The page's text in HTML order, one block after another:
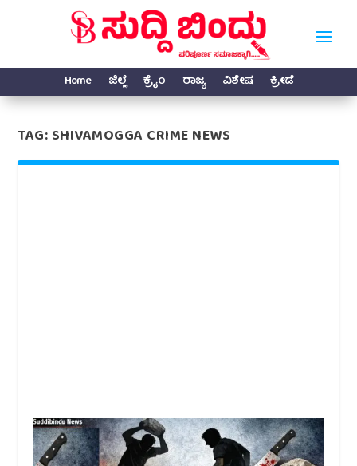
Home ಜಿಲ್ಲೆ ಕ್ರೈಂ ರಾಜ್ಯ ವಿಶೇಷ ಕ್ರೀಡೆ
TAG:SHIVAMOGGA CRIME NEWS